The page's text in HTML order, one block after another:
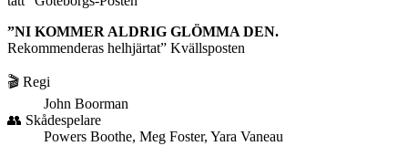
”NI KOMMER ALDRIG GLÖMMA DEN.
Rekommenderas helhjärtat” Kvällsposten
🎬 Regi
John Boorman
👥 Skådespelare
Powers Boothe, Meg Foster, Yara Vaneau